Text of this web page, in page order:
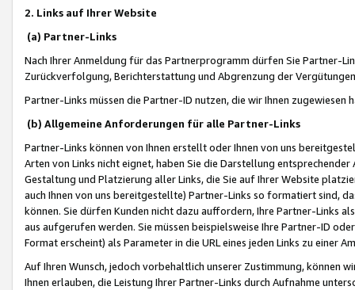
2. Links auf Ihrer Website
(a) Partner-Links
Nach Ihrer Anmeldung für das Partnerprogramm dürfen Sie Partner-
Zurückverfolgung, Berichterstattung und Abgrenzung der
Partner-Links müssen die Partner-ID nutzen, die wir Ihnen zugewiesen
(b) Allgemeine Anforderungen für alle Partner-Links
Partner-Links können von Ihnen erstellt oder Ihnen von uns
Arten von Links nicht eignet, haben Sie die Darstellung
Gestaltung und Platzierung aller Links, die Sie auf Ihrer Website
auch Ihnen von uns bereitgestellte) Partner-Links so formatiert sind,
können. Sie dürfen Kunden nicht dazu auffordern, Ihre Partner-Links
aus aufgerufen werden. Sie müssen beispielsweise Ihre Partner-ID
Format erscheint) als Parameter in die URL eines jeden Links zu einer
Auf Ihren Wunsch, jedoch vorbehaltlich unserer Zustimmung, können
Ihnen erlauben, die Leistung Ihrer Partner-Links durch Aufnahme